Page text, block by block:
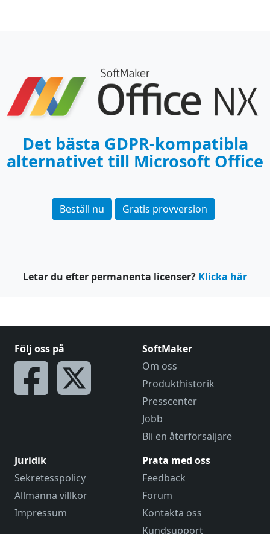
Det bästa GDPR-kompatibla
alternativet till Microsoft Office
Beställ nu Gratis provversion
Letar du efter permanenta licenser? Klicka här
Följ oss på
SoftMaker
Om oss
Produkthistorik
Presscenter
Jobb
Bli en återförsäljare
Juridik
Sekretesspolicy
Allmänna villkor
Impressum
Prata med oss
Feedback
Forum
Kontakta oss
Kundsupport